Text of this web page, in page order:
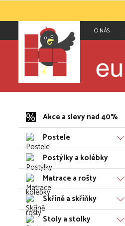
O NÁS
Akce a slevy nad 40%
Postele
Postýlky a kolébky
Matrace a rošty
Skříně a skříňky
Stoly a stolky